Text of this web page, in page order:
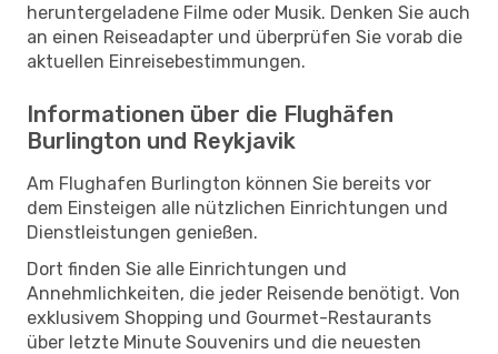
heruntergeladene Filme oder Musik. Denken Sie auch
an einen Reiseadapter und überprüfen Sie vorab die
aktuellen Einreisebestimmungen.
Informationen über die Flughäfen
Burlington und Reykjavik
Am Flughafen Burlington können Sie bereits vor
dem Einsteigen alle nützlichen Einrichtungen und
Dienstleistungen genießen.
Dort finden Sie alle Einrichtungen und
Annehmlichkeiten, die jeder Reisende benötigt. Von
exklusivem Shopping und Gourmet-Restaurants
über letzte Minute Souvenirs und die neuesten